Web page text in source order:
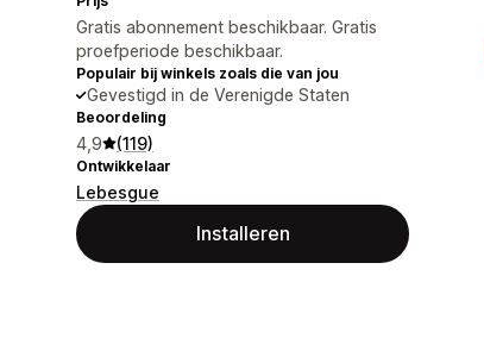
Gratis abonnement beschikbaar. Gratis
proefperiode beschikbaar.
Populair bij winkels zoals die van jou
Gevestigd in de Verenigde Staten
Beoordeling
4,9 (119)
Ontwikkelaar
Lebesgue
Installeren